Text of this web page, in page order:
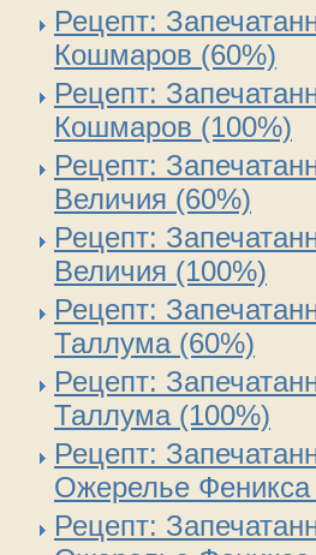
Рецепт:
Кошмаров (60%)
Рецепт:
Кошмаров (100%)
Рецепт:
Величия (60%)
Рецепт:
Величия (100%)
Рецепт:
Таллума (60%)
Рецепт:
Таллума (100%)
Рецепт:
Ожерелье Феникса
Рецепт: